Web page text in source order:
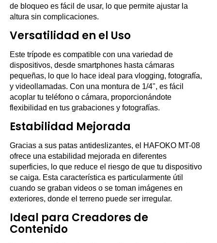
de bloqueo es fácil de usar, lo que permite ajustar la
altura sin complicaciones.
Versatilidad en el Uso
Este trípode es compatible con una variedad de
dispositivos, desde smartphones hasta cámaras
pequeñas, lo que lo hace ideal para vlogging, fotografía,
y videollamadas. Con una montura de 1/4", es fácil
acoplar tu teléfono o cámara, proporcionándote
flexibilidad en tus grabaciones y fotografías.
Estabilidad Mejorada
Gracias a sus patas antideslizantes, el HAFOKO MT-08
ofrece una estabilidad mejorada en diferentes
superficies, lo que reduce el riesgo de que tu dispositivo
se caiga. Esta característica es particularmente útil
cuando se graban videos o se toman imágenes en
exteriores, donde el terreno puede ser irregular.
Ideal para Creadores de
Contenido